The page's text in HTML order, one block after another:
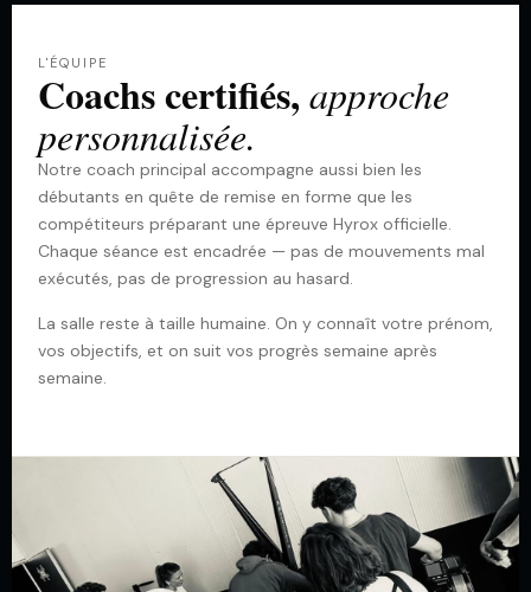
L'ÉQUIPE
Coachs certifiés, approche
personnalisée.
Notre coach principal accompagne aussi bien les
débutants en quête de remise en forme que les
compétiteurs préparant une épreuve Hyrox officielle.
Chaque séance est encadrée — pas de mouvements mal
exécutés, pas de progression au hasard.
La salle reste à taille humaine. On y connaît votre prénom,
vos objectifs, et on suit vos progrès semaine après
semaine.